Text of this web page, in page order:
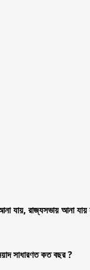
যায়, রাজ্যসভায় আনা যায়
সাধারণত কত বছর ?